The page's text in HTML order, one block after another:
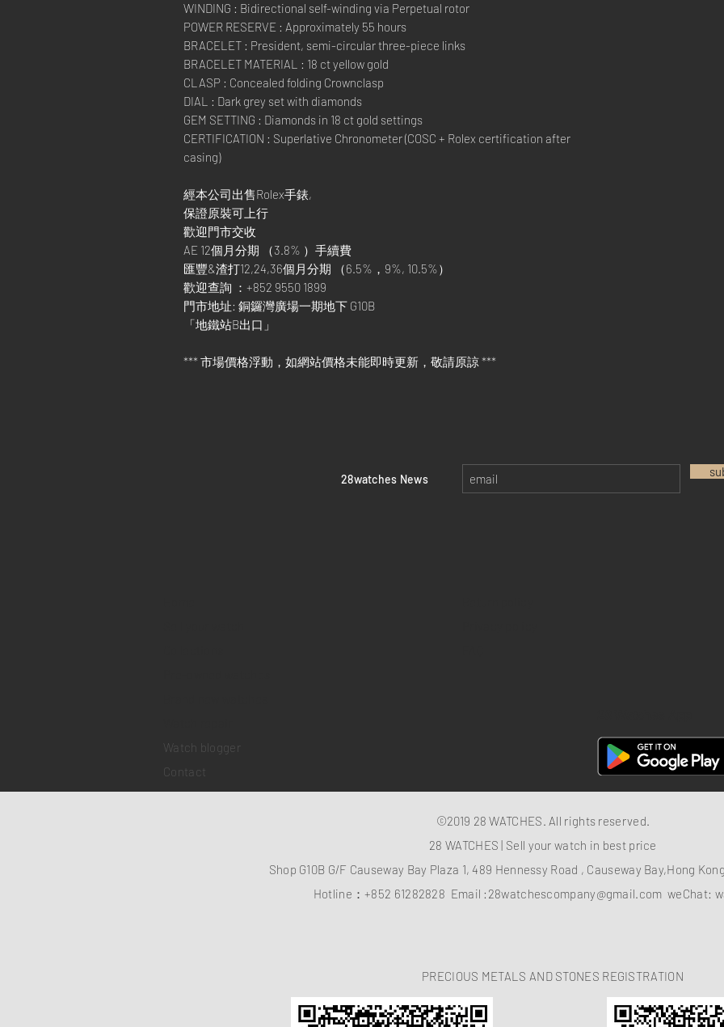
WINDING : Bidirectional self-winding via Perpetual rotor
POWER RESERVE : Approximately 55 hours
BRACELET : President, semi-circular three-piece links
BRACELET MATERIAL : 18 ct yellow gold
CLASP : Concealed folding Crownclasp
DIAL : Dark grey set with diamonds
GEM SETTING : Diamonds in 18 ct gold settings
CERTIFICATION : Superlative Chronometer (COSC + Rolex certification after
casing)
經本公司出售Rolex手錶,
保證原裝可上行
歡迎門市交收
AE 12個月分期 （3.8% ）手續費
匯豐&渣打12,24,36個月分期 （6.5%，9%, 10.5%）
歡迎查詢 ：+852 9550 1899
門市地址: 銅鑼灣廣場一期地下 G10B
「地鐵站B出口」
*** 市場價格浮動，如網站價格未能即時更新，敬請原諒 ***
​28watches News
Watch blogger
Contact
©2019 28 WATCHES. All rights reserved.
28 WATCHES | Sell your watch in best price
Shop G10B G/F Causeway Bay Plaza 1, 489 Hennessy Road , Causeway Bay,Hong Kong
Hotline：+852 61282828 Email : 28watchescompany@gmail.com weChat:
PRECIOUS METALS AND STONES REGISTRATION